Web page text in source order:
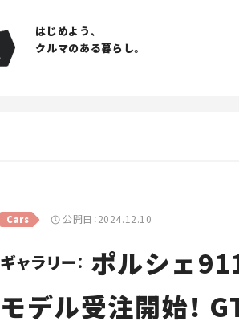
はじめよう、
クルマのある暮らし。
Cars 公開日：2024.12.10
ギャラリー： ポルシェ
モデル受注開始！